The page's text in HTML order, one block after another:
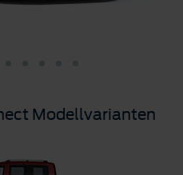
Modellvarianten